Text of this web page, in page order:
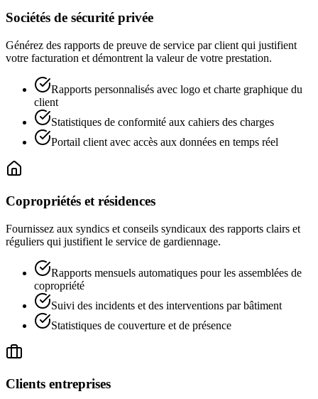
Sociétés de sécurité privée
Générez des rapports de preuve de service par client qui justifient
votre facturation et démontrent la valeur de votre prestation.
Rapports personnalisés avec logo et charte graphique du
client
Statistiques de conformité aux cahiers des charges
Portail client avec accès aux données en temps réel
Copropriétés et résidences
Fournissez aux syndics et conseils syndicaux des rapports clairs et
réguliers qui justifient le service de gardiennage.
Rapports mensuels automatiques pour les assemblées de
copropriété
Suivi des incidents et des interventions par bâtiment
Statistiques de couverture et de présence
Clients entreprises